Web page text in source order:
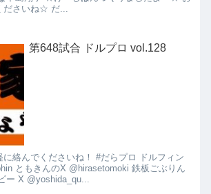
ださいね☆ だ...
第648試合 ドルプロ vol.128
絡んでくださいね！ #だらプロ ドルフィン
ともきんのX @hirasetomoki 鉄板ごぶりん
ー X @yoshida_qu...